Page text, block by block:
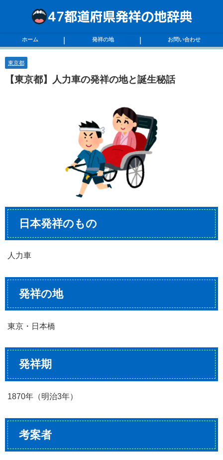
ホーム 発祥の地 お問い合わせ
東京都
【東京都】人力車の発祥の地と誕生秘話
日本発祥のもの
人力車
発祥の地
東京・日本橋
発祥期
1870年（明治3年）
考案者